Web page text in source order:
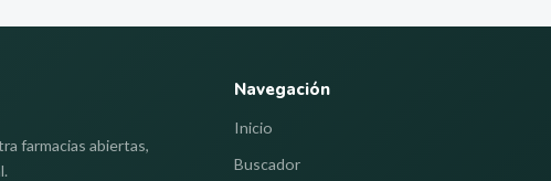
farmacias abiertas,
Navegación
Inicio
Buscador